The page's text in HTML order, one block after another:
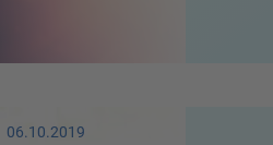
06.10.2019